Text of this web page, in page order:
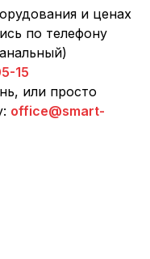
и ценах
по телефону
15
или просто
office@smart-